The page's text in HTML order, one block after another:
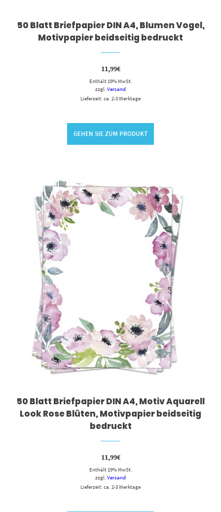
50 Blatt Briefpapier DIN A4, Blumen Vogel,
Motivpapier beidseitig bedruckt
11,99€
Enthält 19% MwSt.
zzgl. Versand
Lieferzeit: ca. 2-3 Werktage
GEHEN SIE ZUM PRODUKT
50 Blatt Briefpapier DIN A4, Motiv Aquarell
Look Rose Blüten, Motivpapier beidseitig
bedruckt
11,99€
Enthält 19% MwSt.
zzgl. Versand
Lieferzeit: ca. 2-3 Werktage